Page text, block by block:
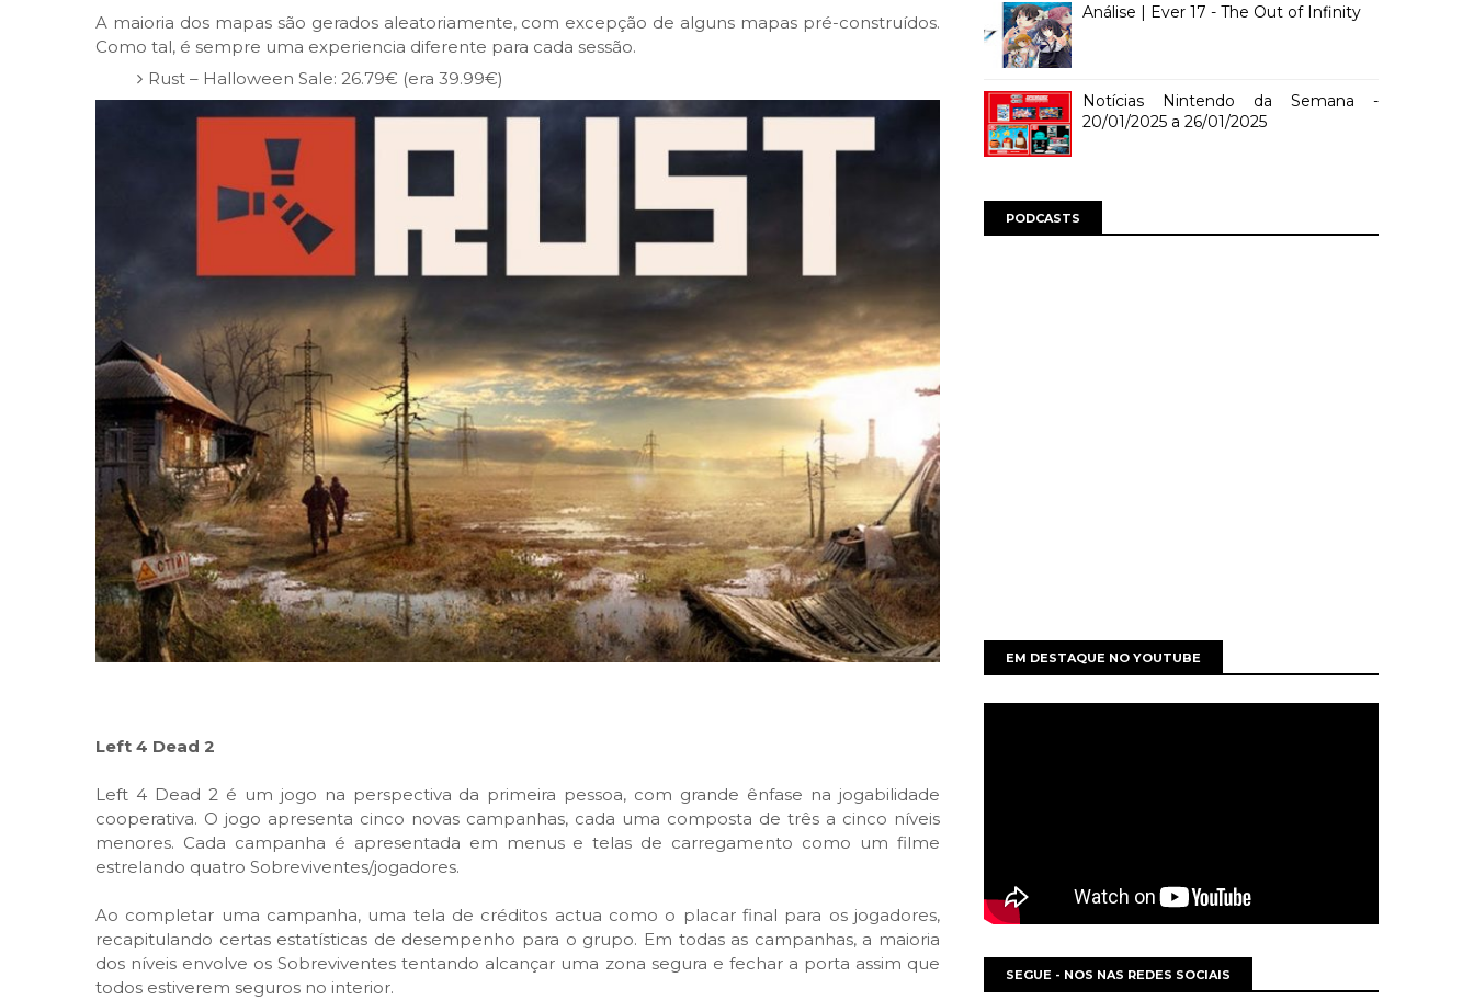
A maioria dos mapas são gerados aleatoriamente, com excepção de alguns mapas pré-construídos.
Como tal, é sempre uma experiencia diferente para cada sessão.
Rust – Halloween Sale: 26.79€ (era 39.99€)
Left 4 Dead 2
Left 4 Dead 2 é um jogo na perspectiva da primeira pessoa, com grande ênfase na jogabilidade
cooperativa. O jogo apresenta cinco novas campanhas, cada uma composta de três a cinco níveis
menores. Cada campanha é apresentada em menus e telas de carregamento como um filme
estrelando quatro Sobreviventes/jogadores.
Ao completar uma campanha, uma tela de créditos actua como o placar final para os jogadores,
recapitulando certas estatísticas de desempenho para o grupo. Em todas as campanhas, a maioria
dos níveis envolve os Sobreviventes tentando alcançar uma zona segura e fechar a porta assim que
todos estiverem seguros no interior.
Análise | Ever 17 - The Out of Infinity
Notícias Nintendo da Semana -
20/01/2025 a 26/01/2025
PODCASTS
EM DESTAQUE NO YOUTUBE
SEGUE - NOS NAS REDES SOCIAIS